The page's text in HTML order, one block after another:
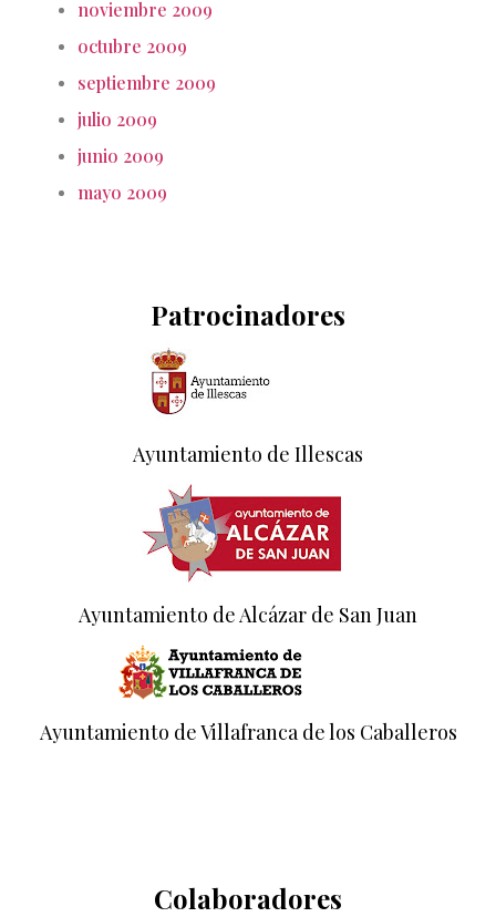
noviembre 2009
octubre 2009
septiembre 2009
julio 2009
junio 2009
mayo 2009
Patrocinadores
Ayuntamiento de Illescas
Ayuntamiento de Alcázar de San Juan
Ayuntamiento de Villafranca de los Caballeros
Colaboradores